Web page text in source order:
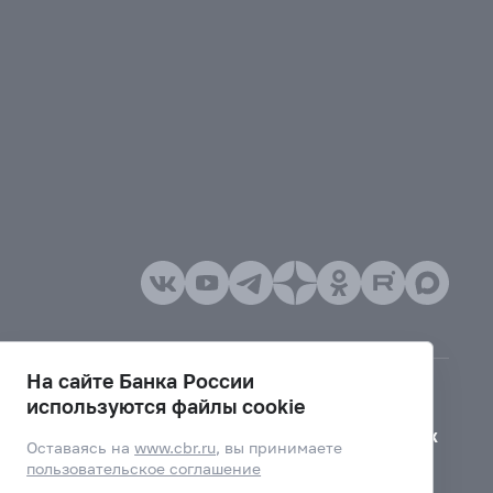
Версия для слабовидящих
На сайте Банка России
используются файлы cookie
Оставаясь наwww.cbr.ru, вы принимаете
пользовательское соглашение